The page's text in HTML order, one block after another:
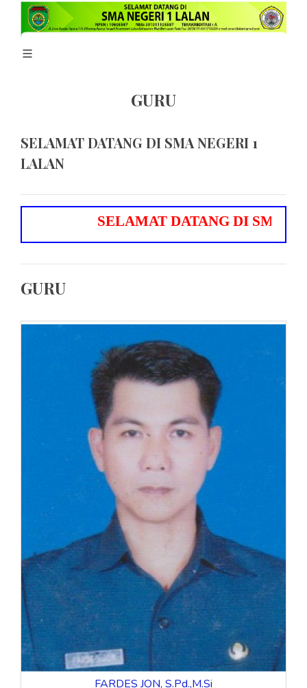
GURU
SELAMAT DATANG DI SMA NEGERI 1
LALAN
MAT DATANG DI SM A NEG
GURU
FARDES JON, S.Pd.,M.Si